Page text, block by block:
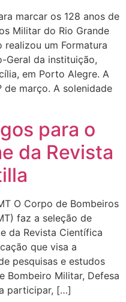
marcar os 128 anos de
Militar do Rio Grande
realizou um Formatura
Geral da instituição,
em Porto Alegre. A
de março. A solenidade
para o
da Revista
O Corpo de Bombeiros
faz a seleção de
da Revista Científica
que visa a
pesquisas e estudos
Bombeiro Militar, Defesa
participar, […]